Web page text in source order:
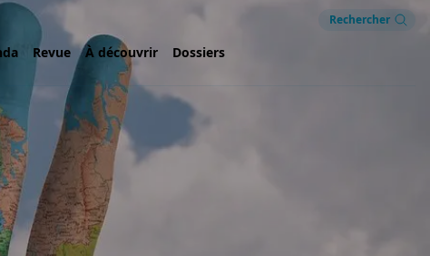
Rechercher
Revue À découvrir Dossiers